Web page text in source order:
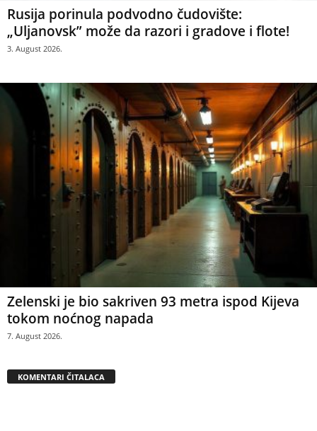
Rusija porinula podvodno čudovište:
„Uljanovsk” može da razori i gradove i flote!
3. August 2026.
Zelenski je bio sakriven 93 metra ispod Kijeva
tokom noćnog napada
7. August 2026.
KOMENTARI ČITALACA